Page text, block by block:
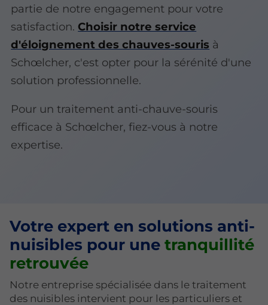
partie de notre engagement pour votre
satisfaction. Choisir notre service
d'éloignement des chauves-souris à
Schœlcher, c'est opter pour la sérénité d'une
solution professionnelle.
Pour un traitement anti-chauve-souris
efficace à Schœlcher, fiez-vous à notre
expertise.
Votre expert en solutions anti-
nuisibles pour une tranquillité
retrouvée
Notre entreprise spécialisée dans le traitement
des nuisibles intervient pour les particuliers et